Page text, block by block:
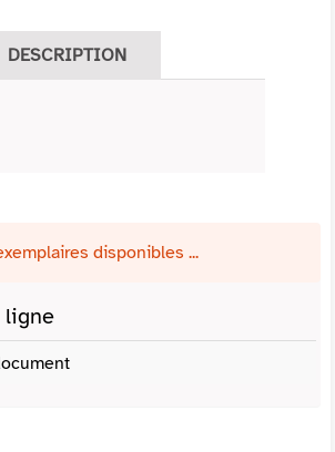
DESCRIPTION
disponibles ...
ligne